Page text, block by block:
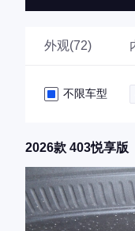
外观(72)
不限车型
2026款 403悦享版